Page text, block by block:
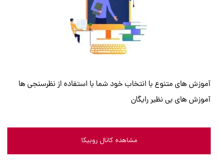
آموزش های متنوع با انتخاب خود شما با استفاده از نظرسنجی ها
آموزش های بی نظیر رایگان
مشاهده کانال روبیکا